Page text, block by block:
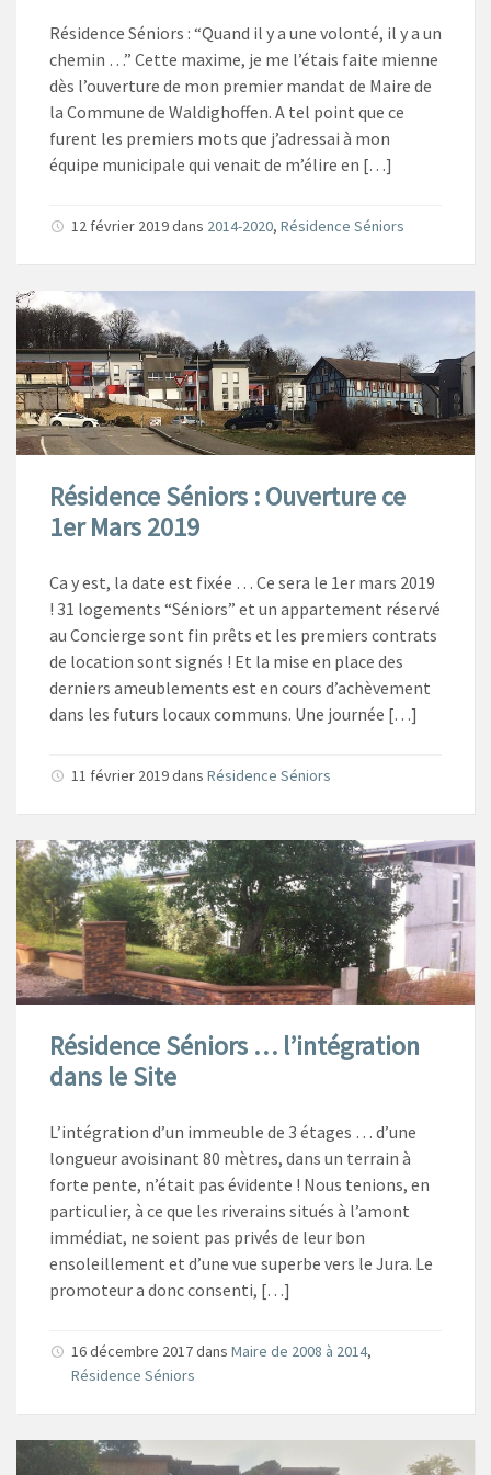
Résidence Séniors : “Quand il y a une volonté, il y a un
chemin …” Cette maxime, je me l’étais faite mienne
dès l’ouverture de mon premier mandat de Maire de
la Commune de Waldighoffen. A tel point que ce
furent les premiers mots que j’adressai à mon
équipe municipale qui venait de m’élire en […]
12 février 2019dans 2014-2020, Résidence Séniors
Résidence Séniors : Ouverture ce
1er Mars 2019
Ca y est, la date est fixée … Ce sera le 1er mars 2019
! 31 logements “Séniors” et un appartement réservé
au Concierge sont fin prêts et les premiers contrats
de location sont signés ! Et la mise en place des
derniers ameublements est en cours d’achèvement
dans les futurs locaux communs. Une journée […]
11 février 2019dans Résidence Séniors
Résidence Séniors … l’intégration
dans le Site
L’intégration d’un immeuble de 3 étages … d’une
longueur avoisinant 80 mètres, dans un terrain à
forte pente, n’était pas évidente ! Nous tenions, en
particulier, à ce que les riverains situés à l’amont
immédiat, ne soient pas privés de leur bon
ensoleillement et d’une vue superbe vers le Jura. Le
promoteur a donc consenti, […]
16 décembre 2017dans Maire de 2008 à 2014,
Résidence Séniors